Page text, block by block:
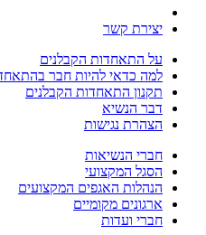
יצירת קשר
על התאחדות הקבלנים
למה כדאי להיות חבר
תקנון התאחדות הקבלנים
דבר הנשיא
הצהרת נגישות
חברי הנשיאות
הסגל המקצועי
הנהלות האגפים המקצועים
ארגונים מקומיים
חברי ועדות